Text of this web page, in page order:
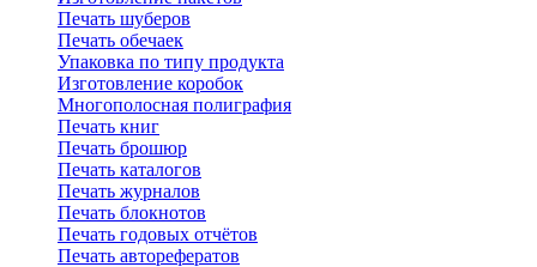
Печать шуберов
Печать обечаек
Упаковка по типу продукта
Изготовление коробок
Многополосная полиграфия
Печать книг
Печать брошюр
Печать каталогов
Печать журналов
Печать блокнотов
Печать годовых отчётов
Печать авторефератов